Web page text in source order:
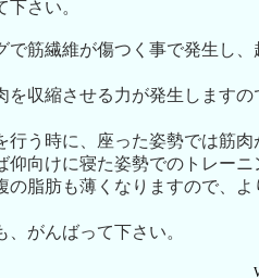
さい。
で筋繊維が傷つく事で発生し
を収縮させる力が発生します
行う時に、座った姿勢では筋
仰向けに寝た姿勢でのトレー
の脂肪も薄くなりますので、
がんばって下さい。